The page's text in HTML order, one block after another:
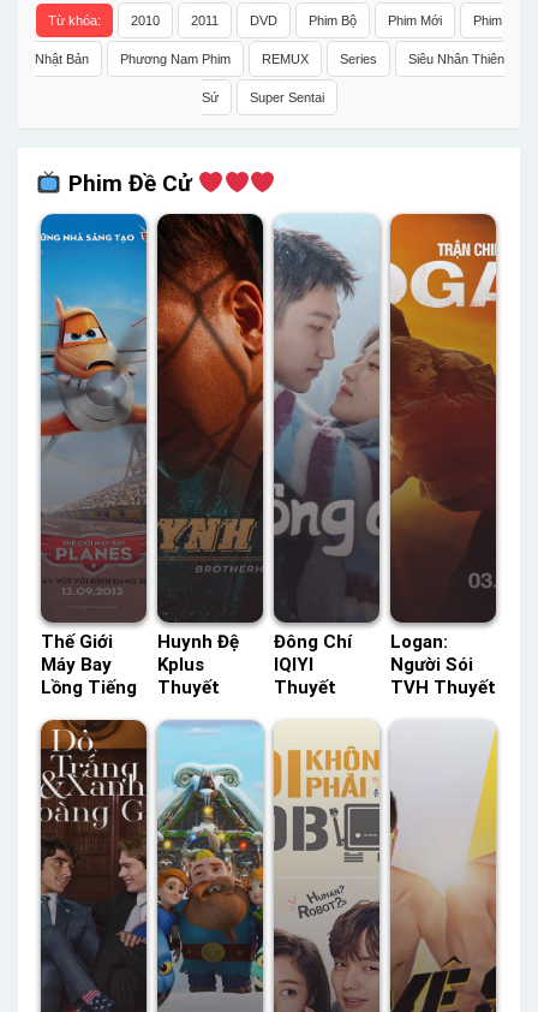
Từ khóa: 2010 2011 DVD Phim Bộ Phim Mới Phim
Nhật Bản Phương Nam Phim REMUX Series Siêu Nhân Thiên
Sứ Super Sentai
Phim Đề Cử
Thế Giới
Máy Bay
Lồng Tiếng
HD Lồng
Tiếng
Huynh Đệ
Kplus
Thuyết
Status: HD
Thuyết
Minh
Đông Chí
IQIYI
Thuyết
Status: 36 /
36 Thuyết
Minh
Logan:
Người Sói
TVH Thuyết